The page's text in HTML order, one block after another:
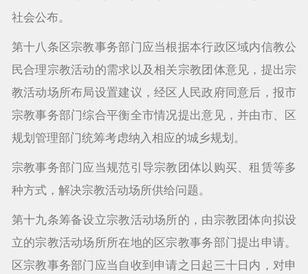
社会公布。
第十八条区宗教事务部门应当根据本行政区域内信教公
民合理宗教活动的需求以及相关宗教团体意见，提出宗
教活动场所布局设置建议，经区人民政府同意后，报市
宗教事务部门综合平衡全市情况提出意见，并由市、区
规划管理部门统筹考虑纳入相应的城乡规划。
宗教事务部门应当规范引导宗教团体以购买、租赁等多
种方式，解决宗教活动场所供给问题。
第十九条筹备设立宗教活动场所的，由宗教团体向拟设
立的宗教活动场所所在地的区宗教事务部门提出申请。
区宗教事务部门应当自收到申请之日起三十日内，对申